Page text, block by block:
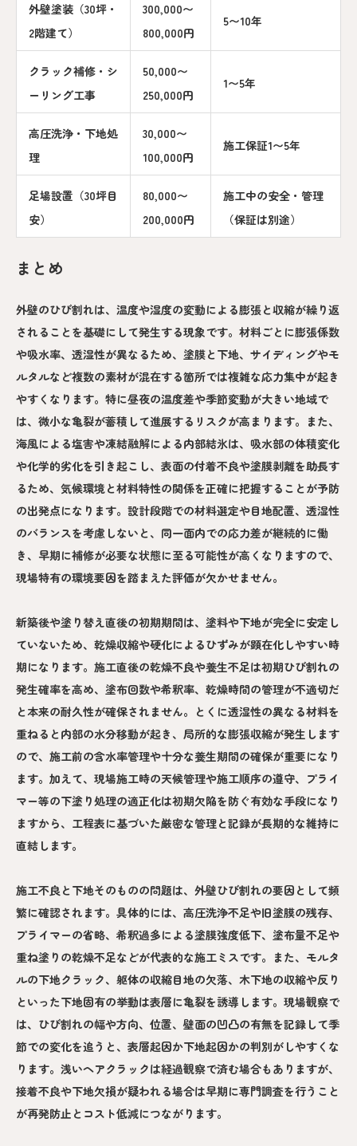
外壁塗装（30坪・
2階建て）
300,000〜
800,000円
5〜10年
クラック補修・シ
ーリング工事
50,000〜
250,000円
1〜5年
高圧洗浄・下地処
理
30,000〜
100,000円
施工保証1〜5年
足場設置（30坪目
安）
80,000〜
200,000円
施工中の安全・管理
（保証は別途）
まとめ
外壁のひび割れは、温度や湿度の変動による膨張と収縮が繰り返
されることを基礎にして発生する現象です。材料ごとに膨張係数
や吸水率、透湿性が異なるため、塗膜と下地、サイディングやモ
ルタルなど複数の素材が混在する箇所では複雑な応力集中が起き
やすくなります。特に昼夜の温度差や季節変動が大きい地域で
は、微小な亀裂が蓄積して進展するリスクが高まります。また、
海風による塩害や凍結融解による内部結氷は、吸水部の体積変化
や化学的劣化を引き起こし、表面の付着不良や塗膜剥離を助長す
るため、気候環境と材料特性の関係を正確に把握することが予防
の出発点になります。設計段階での材料選定や目地配置、透湿性
のバランスを考慮しないと、同一面内での応力差が継続的に働
き、早期に補修が必要な状態に至る可能性が高くなりますので、
現場特有の環境要因を踏まえた評価が欠かせません。
新築後や塗り替え直後の初期期間は、塗料や下地が完全に安定し
ていないため、乾燥収縮や硬化によるひずみが顕在化しやすい時
期になります。施工直後の乾燥不良や養生不足は初期ひび割れの
発生確率を高め、塗布回数や希釈率、乾燥時間の管理が不適切だ
と本来の耐久性が確保されません。とくに透湿性の異なる材料を
重ねると内部の水分移動が起き、局所的な膨張収縮が発生します
ので、施工前の含水率管理や十分な養生期間の確保が重要になり
ます。加えて、現場施工時の天候管理や施工順序の遵守、プライ
マー等の下塗り処理の適正化は初期欠陥を防ぐ有効な手段になり
ますから、工程表に基づいた厳密な管理と記録が長期的な維持に
直結します。
施工不良と下地そのものの問題は、外壁ひび割れの要因として頻
繁に確認されます。具体的には、高圧洗浄不足や旧塗膜の残存、
プライマーの省略、希釈過多による塗膜強度低下、塗布量不足や
重ね塗りの乾燥不足などが代表的な施工ミスです。また、モルタ
ルの下地クラック、躯体の収縮目地の欠落、木下地の収縮や反り
といった下地固有の挙動は表層に亀裂を誘導します。現場観察で
は、ひび割れの幅や方向、位置、壁面の凹凸の有無を記録して季
節での変化を追うと、表層起因か下地起因かの判別がしやすくな
ります。浅いヘアクラックは経過観察で済む場合もありますが、
接着不良や下地欠損が疑われる場合は早期に専門調査を行うこと
が再発防止とコスト低減につながります。